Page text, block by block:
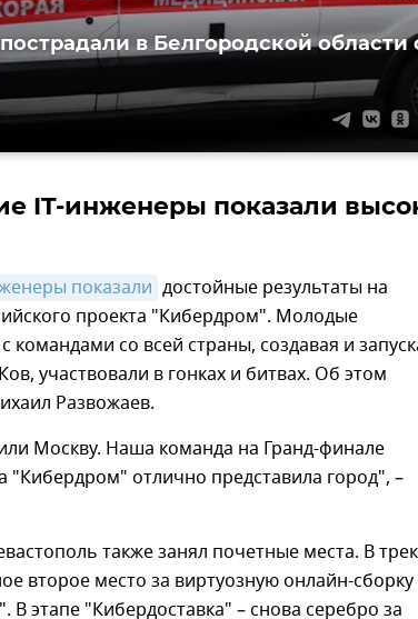
в Белгородской области
IT-инженеры показали
показали достойные результаты на
проекта "Кибердром". Молодые
командами со всей страны, создавая и
участвовали в гонках и битвах. Об этом
Развожаев.
Москву. Наша команда на Гранд-финале
"Кибердром" отлично представила город", –
также занял почетные места. В
второе место за виртуозную онлайн-сборку
В этапе "Кибердоставка" – снова серебро за